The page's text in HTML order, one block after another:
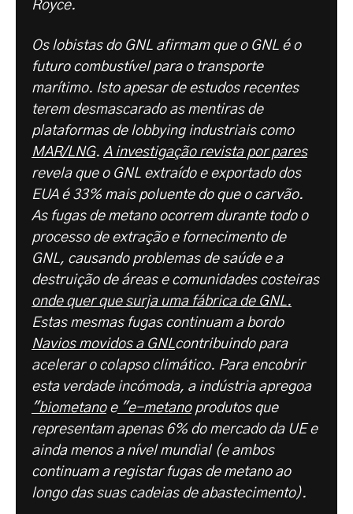
Royce.
Os lobistas do GNL afirmam que o GNL é o
futuro combustível para o transporte
marítimo. Isto apesar de estudos recentes
terem desmascarado as mentiras de
plataformas de lobbying industriais como
MAR/LNG. A investigação revista por pares
revela que o GNL extraído e exportado dos
EUA é 33% mais poluente do que o carvão.
As fugas de metano ocorrem durante todo o
processo de extração e fornecimento de
GNL, causando problemas de saúde e a
destruição de áreas e comunidades costeiras
onde quer que surja uma fábrica de GNL.
Estas mesmas fugas continuam a bordo
Navios movidos a GNLcontribuindo para
acelerar o colapso climático. Para encobrir
esta verdade incómoda, a indústria apregoa
"biometanoe"e-metanoprodutos que
representam apenas 6% do mercado da UE e
ainda menos a nível mundial (e ambos
continuam a registar fugas de metano ao
longo das suas cadeias de abastecimento).